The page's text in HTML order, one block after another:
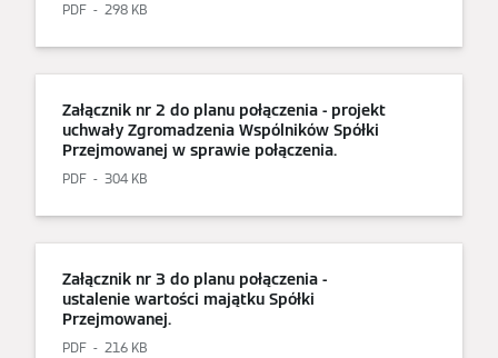
PDF 298 KB
Załącznik nr 2 do planu połączenia - projekt
uchwały Zgromadzenia Wspólników Spółki
Przejmowanej w sprawie połączenia.
PDF 304 KB
Załącznik nr 3 do planu połączenia -
ustalenie wartości majątku Spółki
Przejmowanej.
PDF 216 KB